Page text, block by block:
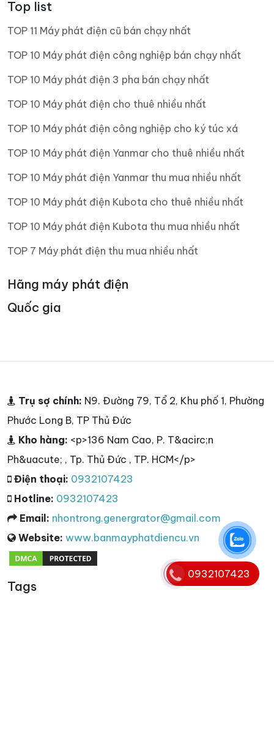
Top list
TOP 11 Máy phát điện cũ bán chạy nhất
TOP 10 Máy phát điện công nghiệp bán chạy nhất
TOP 10 Máy phát điện 3 pha bán chạy nhất
TOP 10 Máy phát điện cho thuê nhiều nhất
TOP 10 Máy phát điện công nghiệp cho ký túc xá
TOP 10 Máy phát điện Yanmar cho thuê nhiều nhất
TOP 10 Máy phát điện Yanmar thu mua nhiều nhất
TOP 10 Máy phát điện Kubota cho thuê nhiều nhất
TOP 10 Máy phát điện Kubota thu mua nhiều nhất
TOP 7 Máy phát điện thu mua nhiều nhất
Hãng máy phát điện
Quốc gia
Trụ sợ chính: N9. Đường 79, Tổ 2, Khu phố 1, Phường
Phước Long B, TP Thủ Đức
Kho hàng: <p>136 Nam Cao, P. T&acirc;n
Ph&uacute; , Tp. Thủ Đức , TP. HCM</p>
Điện thoại: 0932107423
Hotline: 0932107423
Email: nhontrong.genergrator@gmail.com
Website: www.banmayphatdiencu.vn
Tags
0932107423